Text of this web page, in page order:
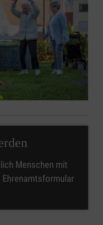
Menschen mit
Ehrenamtsformular